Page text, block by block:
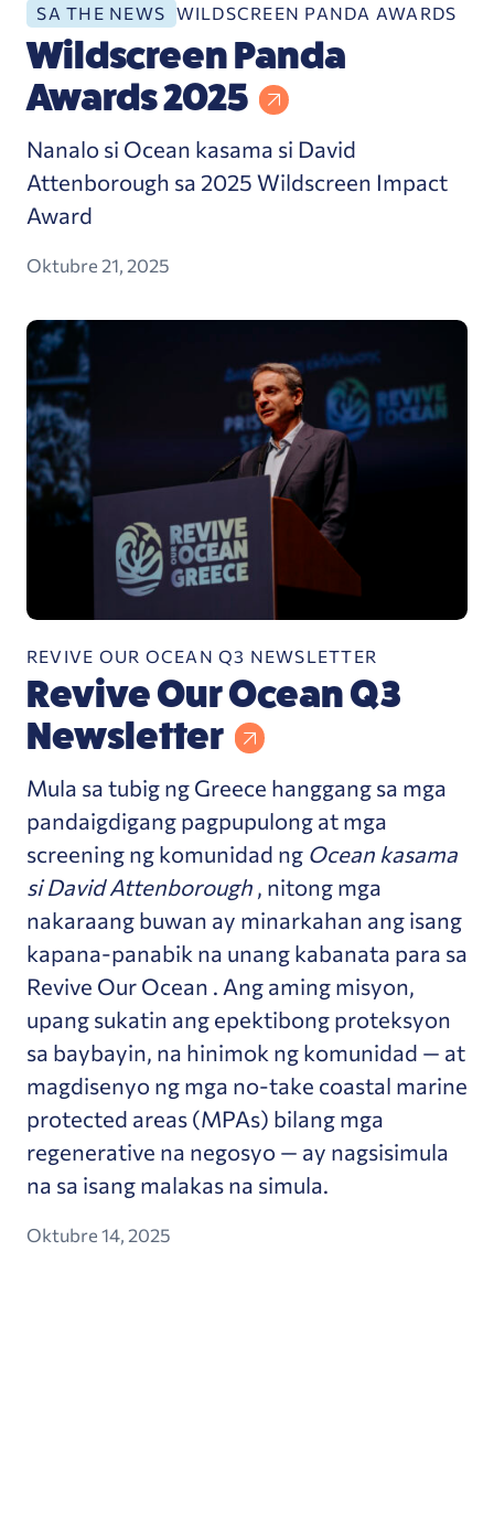
SA THE NEWS WILDSCREEN PANDA AWARDS
Wildscreen Panda
Awards 2025
Nanalo si Ocean kasama si David
Attenborough sa 2025 Wildscreen Impact
Award
Oktubre 21, 2025
Revive Our Ocean Q3 Newsletter
REVIVE OUR OCEAN Q3 NEWSLETTER
Revive Our Ocean Q3
Newsletter
Mula sa tubig ng Greece hanggang sa mga
pandaigdigang pagpupulong at mga
screening ng komunidad ng Ocean kasama
si David Attenborough, nitong mga
nakaraang buwan ay minarkahan ang isang
kapana-panabik na unang kabanata para sa
Revive Our Ocean . Ang aming misyon,
upang sukatin ang epektibong proteksyon
sa baybayin, na hinimok ng komunidad — at
magdisenyo ng mga no-take coastal marine
protected areas (MPAs) bilang mga
regenerative na negosyo — ay nagsisimula
na sa isang malakas na simula.
Oktubre 14, 2025